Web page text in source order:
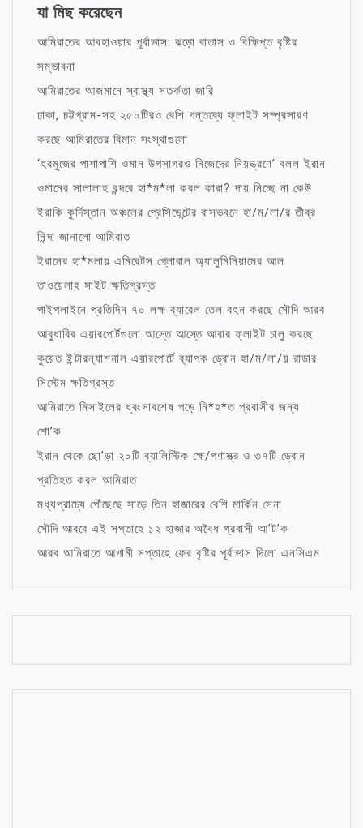
যা মিছ করেছেন
আমিরাতের আবহাওয়ার পূর্বাভাস: ঝড়ো বাতাস ও বিক্ষিপ্ত বৃষ্টির
সম্ভাবনা
আমিরাতের আজমানে স্বাস্থ্য সতর্কতা জারি
ঢাকা, চট্টগ্রাম-সহ ২৫০টিরও বেশি গন্তব্যে ফ্লাইট সম্প্রসারণ
করছে আমিরাতের বিমান সংস্থাগুলো
‘হরমুজের পাশাপাশি ওমান উপসাগরও নিজেদের নিয়ন্ত্রণে’ বলল ইরান
ওমানের সালালাহ বন্দরে হা*ম*লা করল কারা? দায় নিচ্ছে না কেউ
ইরাকি কুর্দিস্তান অঞ্চলের প্রেসিডেন্টের বাসভবনে হা/ম/লা/র তীব্র
নিন্দা জানালো আমিরাত
ইরানের হা*মলায় এমিরেটস গ্লোবাল অ্যালুমিনিয়ামের আল
তাওয়েলাহ সাইট ক্ষতিগ্রস্ত
পাইপলাইনে প্রতিদিন ৭০ লক্ষ ব্যারেল তেল বহন করছে সৌদি আরব
আবুধাবির এয়ারপোর্টগুলো আস্তে আস্তে আবার ফ্লাইট চালু করছে
কুয়েত ইন্টারন্যাশনাল এয়ারপোর্টে ব্যাপক ড্রোন হা/ম/লা/য় রাডার
সিস্টেম ক্ষতিগ্রস্ত
আমিরাতে মিসাইলের ধ্বংসাবশেষ পড়ে নি*হ*ত প্রবাসীর জন্য
শো’ক
ইরান থেকে ছো’ড়া ২০টি ব্যালিস্টিক ক্ষে/পণাস্ত্র ও ৩৭টি ড্রোন
প্রতিহত করল আমিরাত
মধ্যপ্রাচ্যে পৌঁছেছে সাড়ে তিন হাজারের বেশি মার্কিন সেনা
সৌদি আরবে এই সপ্তাহে ১২ হাজার অবৈধ প্রবাসী আ’ট’ক
আরব আমিরাতে আগামী সপ্তাহে ফের বৃষ্টির পূর্বাভাস দিলো এনসিএম